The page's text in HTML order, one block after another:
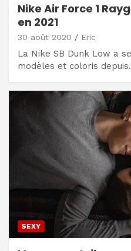
Nike Air Force 1
en 2021
30 août 2020 Eric
La Nike SB Dunk Low a
modèles et coloris
SEXY